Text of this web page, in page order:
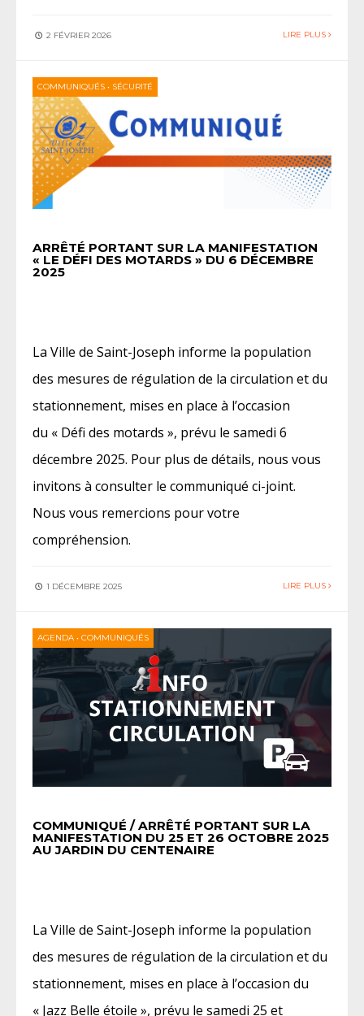
2 FÉVRIER 2026 LIRE PLUS
COMMUNIQUÉS • SÉCURITÉ
ARRÊTÉ PORTANT SUR LA MANIFESTATION
« LE DÉFI DES MOTARDS » DU 6 DÉCEMBRE
2025
La Ville de Saint-Joseph informe la population
des mesures de régulation de la circulation et du
stationnement, mises en place à l’occasion
du « Défi des motards », prévu le samedi 6
décembre 2025. Pour plus de détails, nous vous
invitons à consulter le communiqué ci-joint.
Nous vous remercions pour votre
compréhension.
1 DÉCEMBRE 2025 LIRE PLUS
AGENDA • COMMUNIQUÉS
COMMUNIQUÉ / ARRÊTÉ PORTANT SUR LA
MANIFESTATION DU 25 ET 26 OCTOBRE 2025
AU JARDIN DU CENTENAIRE
La Ville de Saint-Joseph informe la population
des mesures de régulation de la circulation et du
stationnement, mises en place à l’occasion du
« Jazz Belle étoile », prévu le samedi 25 et